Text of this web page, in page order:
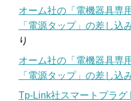
オーム社の「電機器具専
「電源タップ」の差し込
り
オーム社の「電機器具専
「電源タップ」の差し込
Tp-Link社スマートプラ